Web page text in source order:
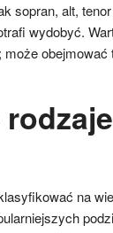
sopran, alt,
wydobyć.
na